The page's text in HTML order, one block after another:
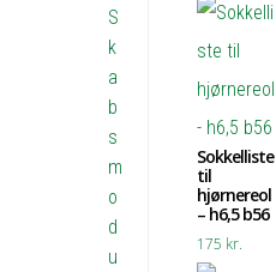
Sokkelliste
til
hjørnereol
– h6,5 b56
175 kr.
S
k
a
b
s
m
o
d
u